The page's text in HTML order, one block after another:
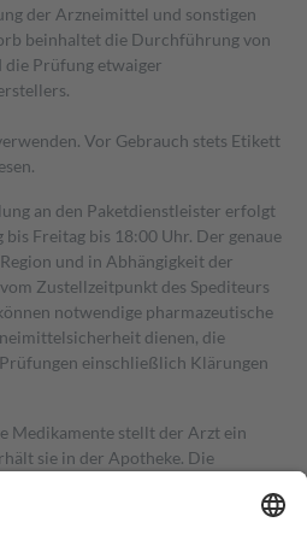
der Arzneimittel und sonstigen
beinhaltet die Durchführung von
die Prüfung etwaiger
Vor Gebrauch stets Etikett
an den Paketdienstleister erfolgt
Freitag bis 18:00 Uhr. Der genaue
und in Abhängigkeit der
Zustellzeitpunkt des Spediteurs
notwendige pharmazeutische
dienen, die
einschließlich Klärungen
Medikamente stellt der Arzt ein
sie in der Apotheke. Die
einen Teil davon als Zuzahlung